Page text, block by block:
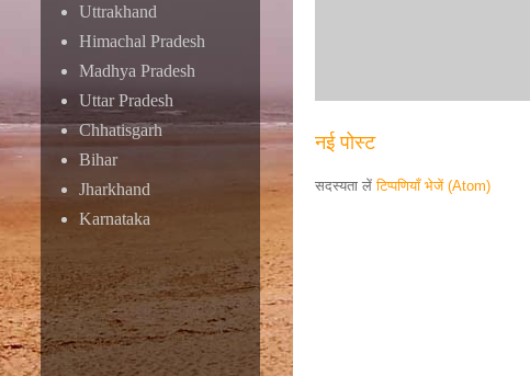
नई पोस्ट
सदस्यता लेंटिप्पणियाँ भेजें (Atom)
Uttrakhand
Himachal Pradesh
Madhya Pradesh
Uttar Pradesh
Chhatisgarh
Bihar
Jharkhand
Karnataka